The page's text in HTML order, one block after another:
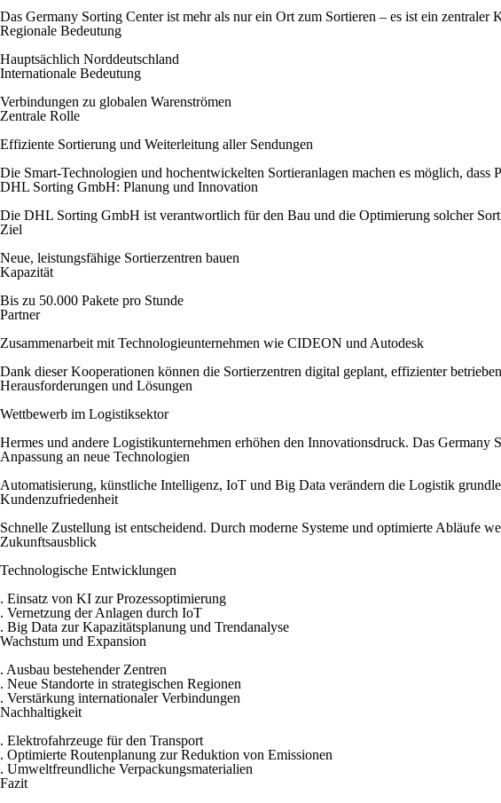
Das Germany Sorting Center ist mehr als nur ein Ort zum Sortieren – es ist ein
Regionale Bedeutung
Hauptsächlich Norddeutschland
Internationale Bedeutung
Verbindungen zu globalen Warenströmen
Zentrale Rolle
Effiziente Sortierung und Weiterleitung aller Sendungen
Die Smart-Technologien und hochentwickelten Sortieranlagen machen es möglich, dass
DHL Sorting GmbH: Planung und Innovation
Die DHL Sorting GmbH ist verantwortlich für den Bau und die Optimierung solcher
Ziel
Neue, leistungsfähige Sortierzentren bauen
Kapazität
Bis zu 50.000 Pakete pro Stunde
Partner
Zusammenarbeit mit Technologieunternehmen wie CIDEON und Autodesk
Dank dieser Kooperationen können die Sortierzentren digital geplant, effizienter
Herausforderungen und Lösungen
Wettbewerb im Logistiksektor
Hermes und andere Logistikunternehmen erhöhen den Innovationsdruck. Das
Anpassung an neue Technologien
Automatisierung, künstliche Intelligenz, IoT und Big Data verändern die Logistik
Kundenzufriedenheit
Schnelle Zustellung ist entscheidend. Durch moderne Systeme und optimierte Abläufe
Zukunftsausblick
Technologische Entwicklungen
. Einsatz von KI zur Prozessoptimierung
. Vernetzung der Anlagen durch IoT
. Big Data zur Kapazitätsplanung und Trendanalyse
Wachstum und Expansion
. Ausbau bestehender Zentren
. Neue Standorte in strategischen Regionen
. Verstärkung internationaler Verbindungen
Nachhaltigkeit
. Elektrofahrzeuge für den Transport
. Optimierte Routenplanung zur Reduktion von Emissionen
. Umweltfreundliche Verpackungsmaterialien
Fazit